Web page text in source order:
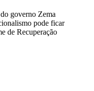
governo Zema
pode ficar
de Recuperação